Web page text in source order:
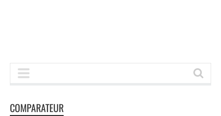
COMPARATEUR